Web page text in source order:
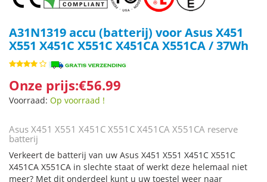
A31N1319 accu (batterij) voor Asus X451
X551 X451C X551C X451CA X551CA / 37Wh
Onze prijs:€56.99
Voorraad: Op voorraad !
Asus X451 X551 X451C X551C X451CA X551CA reserve
batterij
Verkeert de batterij van uw Asus X451 X551 X451C X551C
X451CA X551CA in slechte staat of werkt deze helemaal niet
meer? Met dit onderdeel kunt u uw toestel weer naar